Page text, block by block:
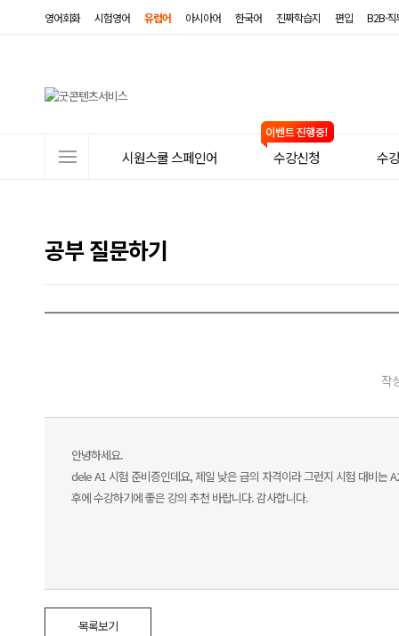
영어회화 시험영어 유럽어 아시아어 한국어 진짜학습지 편입 B2B·
뉴
시원스쿨 스페인어 수강신청 수
공부 질문하기
작
안녕하세요.
dele A1 시험 준비증인데요, 제일 낮은 급의 자격이라 그런지 시험 대비는
후에 수강하기에 좋은 강의 추천 바랍니다. 감사합니다.
목록보기